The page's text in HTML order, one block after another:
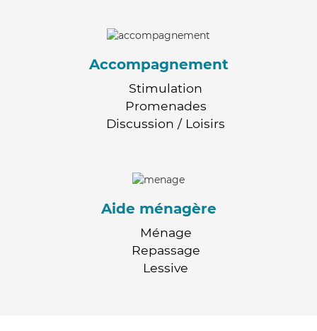
Accompagnement
Stimulation
Promenades
Discussion / Loisirs
Aide ménagère
Ménage
Repassage
Lessive